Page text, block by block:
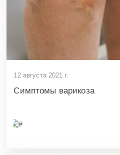
12 августа 2021 г.
Симптомы варикоза